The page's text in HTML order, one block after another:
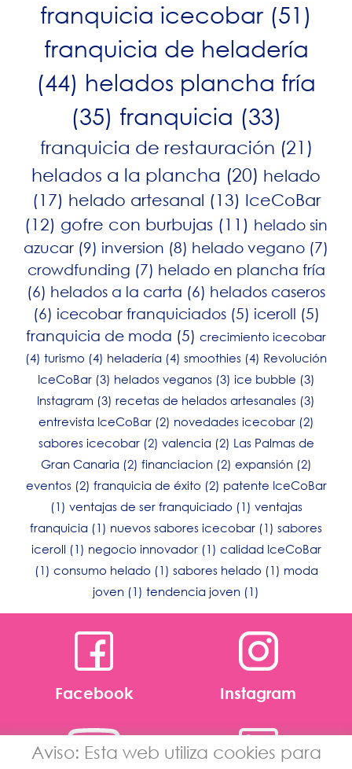
Aviso: Esta web utiliza cookies para
franquicia icecobar (51)
franquicia de heladería
(44) helados plancha fría
(35) franquicia (33)
franquicia de restauración (21)
helados a la plancha (20) helado
(17) helado artesanal (13) IceCoBar
(12) gofre con burbujas (11) helado sin
azucar (9) inversion (8) helado vegano (7)
crowdfunding (7) helado en plancha fría
(6) helados a la carta (6) helados caseros
(6) icecobar franquiciados (5) iceroll (5)
franquicia de moda (5) crecimiento icecobar
(4) turismo (4) heladería (4) smoothies (4) Revolución
IceCoBar (3) helados veganos (3) ice bubble (3)
Instagram (3) recetas de helados artesanales (3)
entrevista IceCoBar (2) novedades icecobar (2)
sabores icecobar (2) valencia (2) Las Palmas de
Gran Canaria (2) financiacion (2) expansión (2)
eventos (2) franquicia de éxito (2) patente IceCoBar
(1) ventajas de ser franquiciado (1) ventajas
franquicia (1) nuevos sabores icecobar (1) sabores
iceroll (1) negocio innovador (1) calidad IceCoBar
(1) consumo helado (1) sabores helado (1) moda
joven (1) tendencia joven (1)
Facebook Instagram